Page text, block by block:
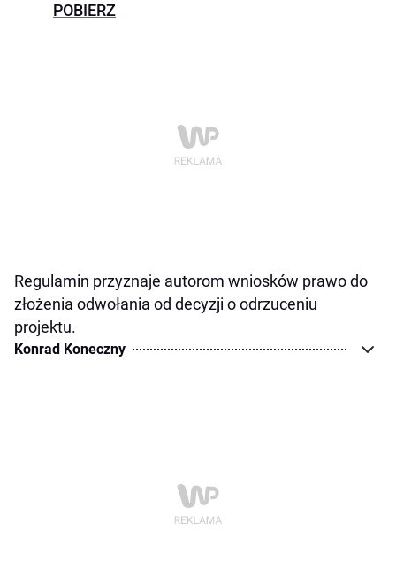
POBIERZ
Regulamin przyznaje autorom wniosków prawo do
złożenia odwołania od decyzji o odrzuceniu
projektu.
Konrad Koneczny